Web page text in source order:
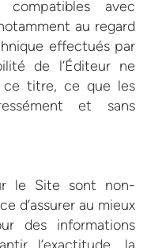
compatibles avec
au regard
effectués par
de l’Éditeur ne
ce titre, ce que les
et sans
le Site sont non-
d’assurer au mieux
des informations